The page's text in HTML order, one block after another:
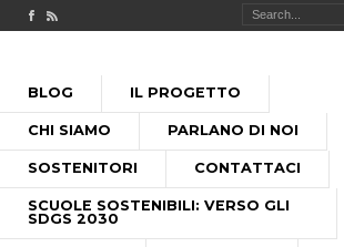
Check out our Facebook page
MILANO FUORICLASSE RSS feed
MENU PRINCIPALE
PASSA
CONTENUTO
BLOG IL PROGETTO
CHI SIAMO PARLANO DI NOI
SOSTENITORI CONTATTACI
SCUOLE SOSTENIBILI: VERSO GLI
SDGS 2030